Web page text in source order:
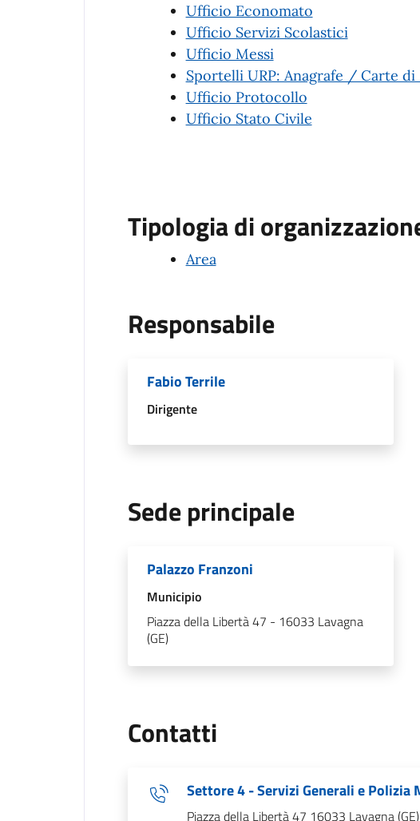
Ufficio Economato
Ufficio Servizi Scolastici
Ufficio Messi
Sportelli URP: Anagrafe / Carte
Ufficio Protocollo
Ufficio Stato Civile
Tipologia di
Area
Responsabile
Fabio Terrile
Dirigente
Sede principale
Palazzo Franzoni
Municipio
Piazza della Libertà 47 - 16033 Lavagna
(GE)
Contatti
Settore 4 - Servizi Generali e Polizia
Piazza della Libertà 47 16033 Lavagna